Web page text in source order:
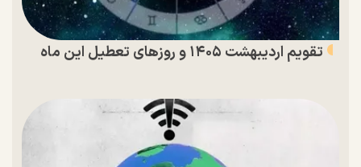
تقویم اردیبهشت ۱۴۰۵ و روز‌های تعطیل این ماه